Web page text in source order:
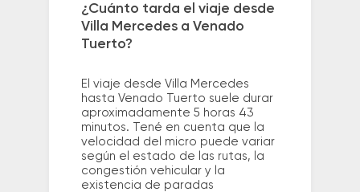
¿Cuánto tarda el viaje desde
Villa Mercedes a Venado
Tuerto?
El viaje desde Villa Mercedes
hasta Venado Tuerto suele durar
aproximadamente 5 horas 43
minutos. Tené en cuenta que la
velocidad del micro puede variar
según el estado de las rutas, la
congestión vehicular y la
existencia de paradas